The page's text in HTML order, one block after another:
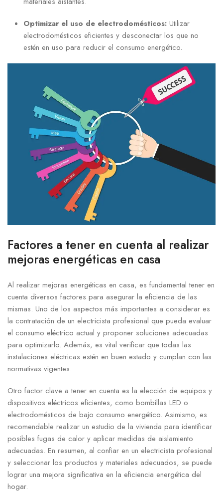
Optimizar el uso de electrodomésticos: Utilizar
electrodomésticos eficientes y desconectar los que no
estén en uso para reducir el consumo energético.
Factores a tener en cuenta al realizar
mejoras energéticas en casa
Al realizar mejoras energéticas en casa, es fundamental tener en
cuenta diversos factores para asegurar la eficiencia de las
mismas. Uno de los aspectos más importantes a considerar es
la contratación de un electricista profesional que pueda evaluar
el consumo eléctrico actual y proponer soluciones adecuadas
para optimizarlo. Además, es vital verificar que todas las
instalaciones eléctricas estén en buen estado y cumplan con las
normativas vigentes.
Otro factor clave a tener en cuenta es la elección de equipos y
dispositivos eléctricos eficientes, como bombillas LED o
electrodomésticos de bajo consumo energético. Asimismo, es
recomendable realizar un estudio de la vivienda para identificar
posibles fugas de calor y aplicar medidas de aislamiento
adecuadas. En resumen, al confiar en un electricista profesional
y seleccionar los productos y materiales adecuados, se puede
lograr una mejora significativa en la eficiencia energética del
hogar.